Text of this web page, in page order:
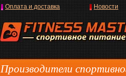
Оплата и доставка Новости
Производители